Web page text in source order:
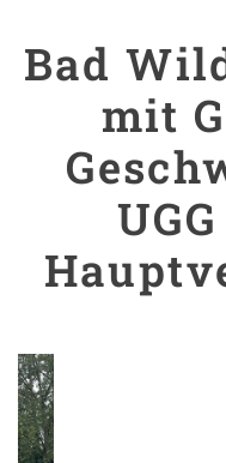
Bad
mit